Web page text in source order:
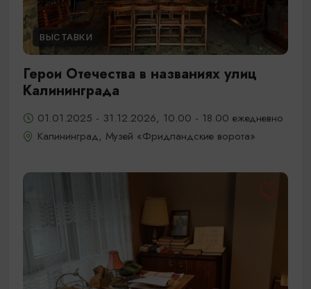
ВЫСТАВКИ
Герои Отечества в названиях улиц
Калининграда
01.01.2025 - 31.12.2026, 10.00 - 18.00 ежедневно
Калининград, Музей «Фридландские ворота»